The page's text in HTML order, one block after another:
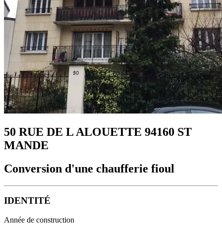
50 RUE DE L ALOUETTE 94160 ST
MANDE
Conversion d'une chaufferie fioul
IDENTITÉ
Année de construction